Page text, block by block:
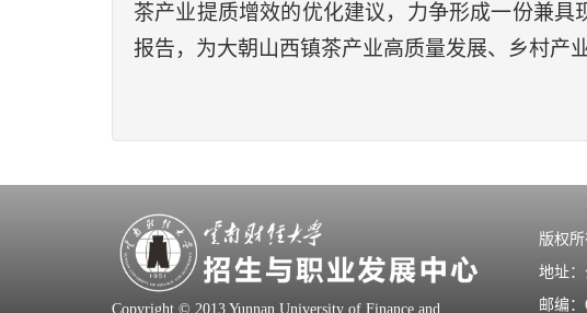
茶产业提质增效的优化建议，力争形成一份兼
报告，为大朝山西镇茶产业高质量发展、乡村产
Copyright © 2013 Yunnan University of Finance and
版权
地址
邮编：